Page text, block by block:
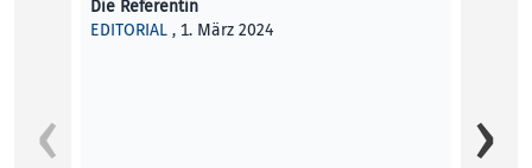
Die Referentin
EDITORIAL , 1. März 2024